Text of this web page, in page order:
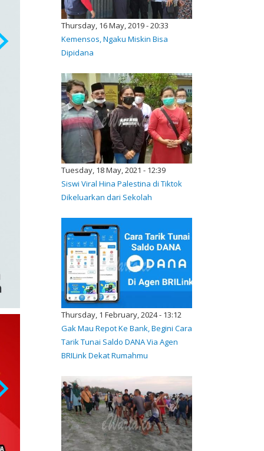
Thursday, 16 May, 2019 - 20:33
Kemensos, Ngaku Miskin Bisa
Dipidana
Tuesday, 18 May, 2021 - 12:39
Siswi Viral Hina Palestina di Tiktok
Dikeluarkan dari Sekolah
Thursday, 1 February, 2024 - 13:12
Gak Mau Repot Ke Bank, Begini Cara
Tarik Tunai Saldo DANA Via Agen
BRILink Dekat Rumahmu